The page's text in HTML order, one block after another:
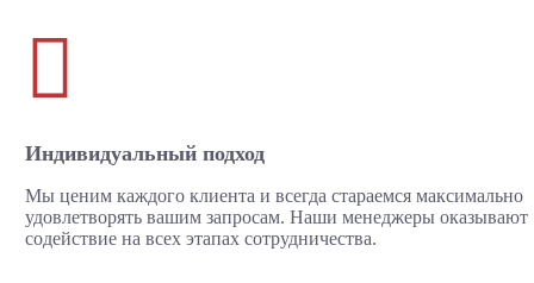

Индивидуальный подход
Мы ценим каждого клиента и всегда стараемся максимально
удовлетворять вашим запросам. Наши менеджеры оказывают
содействие на всех этапах сотрудничества.